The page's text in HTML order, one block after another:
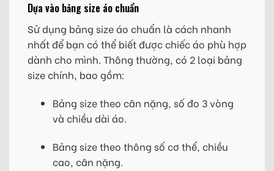
Dựa vào bảng size áo chuẩn
Sử dụng bảng size áo chuẩn là cách nhanh
nhất để bạn có thể biết được chiếc áo phù hợp
dành cho mình. Thông thường, có 2 loại bảng
size chính, bao gồm:
Bảng size theo cân nặng, số đo 3 vòng
và chiều dài áo.
Bảng size theo thông số cơ thể, chiều
cao, cân nặng.